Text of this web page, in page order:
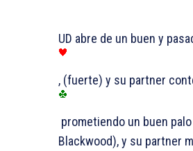
UD abre de un buen y
, (fuerte) y su partner
prometiendo un buen
Blackwood), y su partner